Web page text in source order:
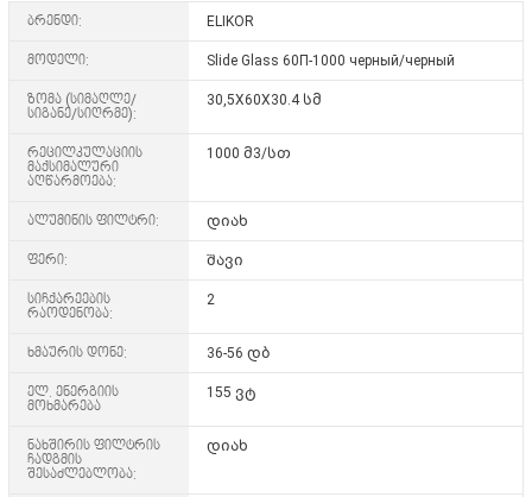
ბრენდი: ELIKOR
მოდელი: Slide Glass 60П-1000 черный/черный
ზომა (სიმაღლე/
სიგანე/სიღრმე):
30,5X60X30.4 სმ
რეცილკულაციის
მაქსიმალური
აღწარმოება:
1000 მ3/სთ
ალუმინის ფილტრი: დიახ
ფერი: შავი
სიჩქარეების
რაოდენობა:
2
ხმაურის დონე: 36-56 დბ
ელ. ენერგიის
მოხმარება
155 ვტ
ნახშირის ფილტრის
ჩადგმის
შესაძლებლობა:
დიახ